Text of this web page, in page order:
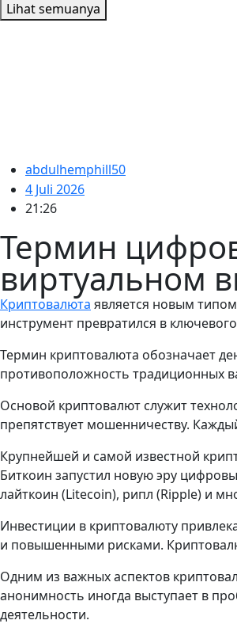
Lihat semuanya
abdulhemphill50
4 Juli 2026
21:26
Термин
виртуальном
Криптовалюта является новым
инструмент превратился в
Термин криптовалюта обозначает
противоположность традиционных
Основой криптовалют служит
препятствует мошенничеству.
Крупнейшей и самой известной
Биткоин запустил новую эру
лайткоин (Litecoin), рипл (Ripple) и
Инвестиции в криптовалюту
и повышенными рисками.
Одним из важных аспектов
анонимность иногда выступает в
деятельности.